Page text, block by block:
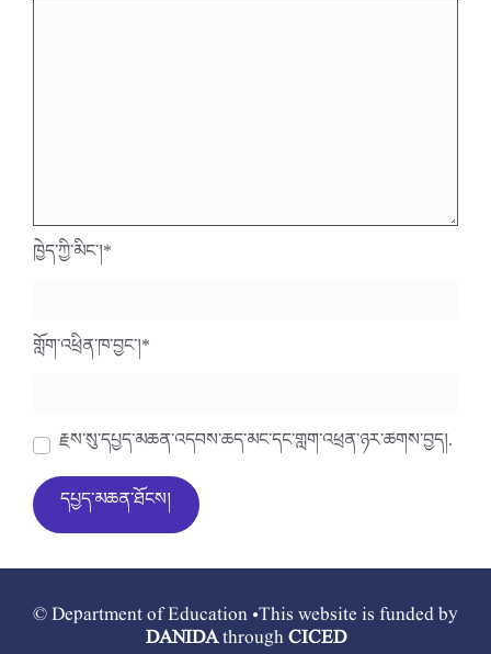
ཁྱེད་ཀྱི་མིང་།*
གློག་འཕྲིན་ཁ་བྱང་།*
རྗེས་སུ་དཔྱད་མཆན་འདེབས་ཆེད་མིང་དང་གློག་འཕྲིན་ཉར་ཚགས་བྱེད།.
© Department of Education •This website is funded by
DANIDAthroughCICED